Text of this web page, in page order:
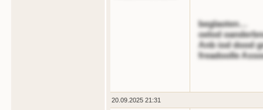
beglaoten…
oelod
Anb iod dood
freadoolle
20.09.2025 21:31